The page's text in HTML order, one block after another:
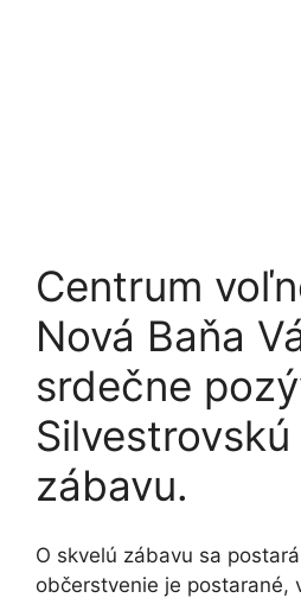
Centrum
Nová Baňa
srdečne
zábavu.
O skvelú zábavu sa
občerstvenie je postarané,